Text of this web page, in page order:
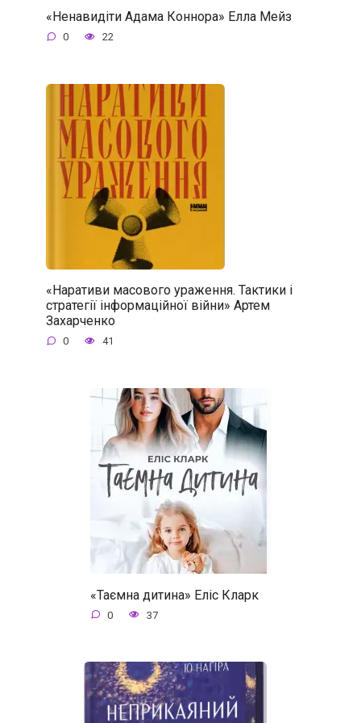
«Ненавидіти Адама Коннора» Елла Мейз
0 22
«Наративи масового ураження. Тактики і
стратегії інформаційної війни» Артем
Захарченко
0 41
«Таємна дитина» Еліс Кларк
0 37